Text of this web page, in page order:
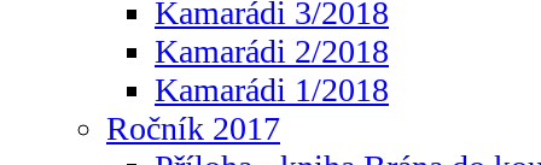
Kamarádi 3/2018
Kamarádi 2/2018
Kamarádi 1/2018
Ročník 2017